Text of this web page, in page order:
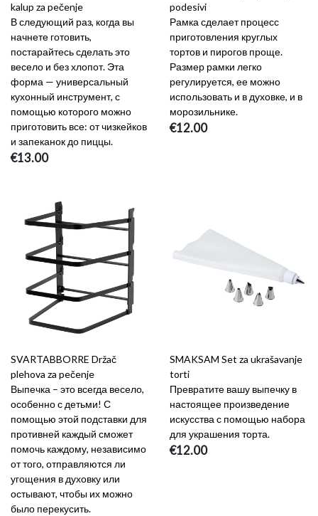
kalup za pečenje
В следующий раз, когда вы
начнете готовить,
постарайтесь сделать это
весело и без хлопот. Эта
форма — универсальный
кухонный инструмент, с
помощью которого можно
приготовить все: от чизкейков
и запеканок до пиццы.
€13.00
podesivi
Рамка сделает процесс
приготовления круглых
тортов и пирогов проще.
Размер рамки легко
регулируется, ее можно
использовать и в духовке, и в
морозильнике.
€12.00
SVARTABBORRE Držač
plehova za pečenje
Выпечка – это всегда весело,
особенно с детьми! С
помощью этой подставки для
противней каждый сможет
помочь каждому, независимо
от того, отправляются ли
угощения в духовку или
остывают, чтобы их можно
было перекусить.
SMAKSAM Set za ukrašavanje
torti
Превратите вашу выпечку в
настоящее произведение
искусства с помощью набора
для украшения торта.
€12.00